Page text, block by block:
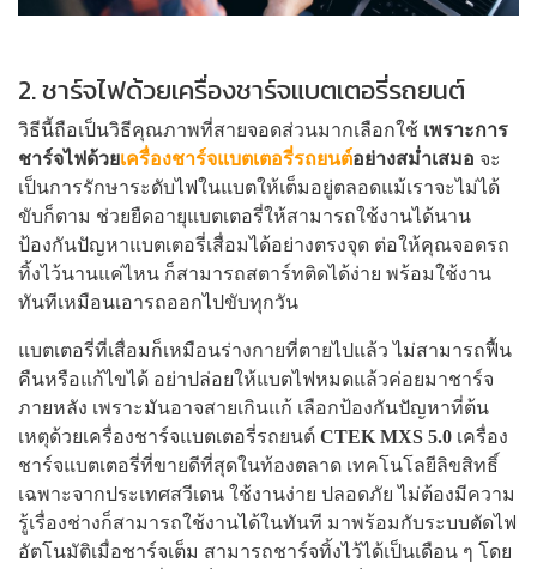
2. ชาร์จไฟด้วยเครื่องชาร์จแบตเตอรี่รถยนต์
วิธีนี้ถือเป็นวิธีคุณภาพที่สายจอดส่วนมากเลือกใช้ เพราะการ
ชาร์จไฟด้วยเครื่องชาร์จแบตเตอรี่รถยนต์อย่างสม่ำเสมอ จะ
เป็นการรักษาระดับไฟในแบตให้เต็มอยู่ตลอดแม้เราจะไม่ได้
ขับก็ตาม ช่วยยืดอายุแบตเตอรี่ให้สามารถใช้งานได้นาน
ป้องกันปัญหาแบตเตอรี่เสื่อมได้อย่างตรงจุด ต่อให้คุณจอดรถ
ทิ้งไว้นานแค่ไหน ก็สามารถสตาร์ทติดได้ง่าย พร้อมใช้งาน
ทันทีเหมือนเอารถออกไปขับทุกวัน
แบตเตอรี่ที่เสื่อมก็เหมือนร่างกายที่ตายไปแล้ว ไม่สามารถฟื้น
คืนหรือแก้ไขได้ อย่าปล่อยให้แบตไฟหมดแล้วค่อยมาชาร์จ
ภายหลัง เพราะมันอาจสายเกินแก้ เลือกป้องกันปัญหาที่ต้น
เหตุด้วยเครื่องชาร์จแบตเตอรี่รถยนต์ CTEK MXS 5.0 เครื่อง
ชาร์จแบตเตอรี่ที่ขายดีที่สุดในท้องตลาด เทคโนโลยีลิขสิทธิ์
เฉพาะจากประเทศสวีเดน ใช้งานง่าย ปลอดภัย ไม่ต้องมีความ
รู้เรื่องช่างก็สามารถใช้งานได้ในทันที มาพร้อมกับระบบตัดไฟ
อัตโนมัติเมื่อชาร์จเต็ม สามารถชาร์จทิ้งไว้ได้เป็นเดือน ๆ โดย